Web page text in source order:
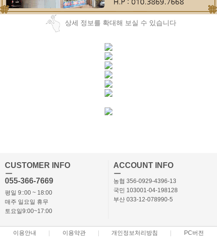
상세 정보를 확대해 보실 수 있습니다
CUSTOMER INFO
ㅡ
055-366-7669
평일 9::00 ~ 18:00
매주 일요일 휴무
토요일9:00~17:00
ACCOUNT INFO
ㅡ
농협 356-0929-4396-13
국민 103001-04-198128
부산 033-12-078990-5
이용안내 이용약관 개인정보처리방침 PC버전